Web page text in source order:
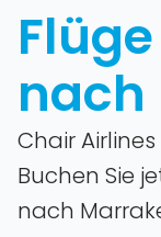
nach
Chair
Buchen Sie
nach